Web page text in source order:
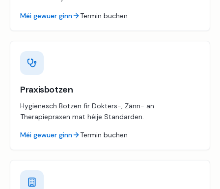
Méi gewuer ginn Termin buchen
Praxisbotzen
Hygienesch Botzen fir Dokters-, Zänn- an
Therapiepraxen mat héije Standarden.
Méi gewuer ginn Termin buchen